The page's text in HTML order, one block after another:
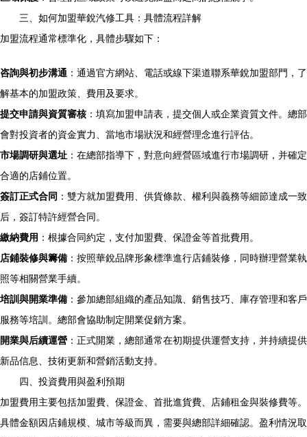
三、如何加盟華銳汽修工具：具體流程詳解
加盟流程通常標準化，具體步驟如下：
咨詢與初步溝通 ：通過官方網站、電話或線下渠道聯系華銳加盟部門，了
解基本的加盟政策、費用及要求。
提交申請與資質審核 ：填寫加盟申請表，提交個人或企業資質文件。總部
會對投資者的資金實力、當地市場狀況和經營理念進行評估。
市場調研與選址 ：在總部指導下，對意向經營區域進行市場調研，并確定
合適的店鋪位置。
簽訂正式合同 ：雙方就加盟費用、供貨條款、權利與義務等細節達成一致
后，簽訂特許經營合同。
繳納費用 ：根據合同約定，支付加盟費、保證金等首批費用。
店鋪裝修與籌備 ：按照華銳品牌形象標準進行店鋪裝修，同時辦理營業執
照等相關營業手續。
培訓與開業準備 ：參加總部組織的產品知識、銷售技巧、庫存管理和客戶
服務等培訓。總部會協助制定開業促銷方案。
開業與后續運營 ：正式開業，總部通常在初期提供運營支持，并持續提供
新品信息、技術更新和營銷活動支持。
四、投資費用與盈利預期
加盟費用主要包括加盟費、保證金、首批進貨費、店鋪租金與裝修費等。
具體金額因店鋪規模、城市等級而異，需要與總部詳細確認。盈利情況取